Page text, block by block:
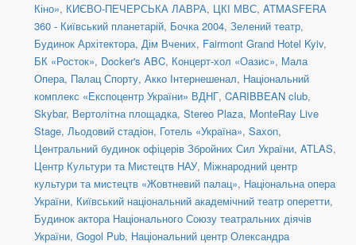
Кіно», КИЄВО-ПЕЧЕРСЬКА ЛАВРА, ЦКІ МВС, ATMASFERA
360 - Київський планетарій, Бочка 2004, Зелений театр,
Будинок Архітектора, Дім Вчених, Fairmont Grand Hotel Kyiv,
БК «Росток», Docker's ABC, Концерт-хол «Оазис», Мала
Опера, Палац Спорту, Акко Інтернешенал, Національний
комплекс «Експоцентр України» ВДНГ, CARIBBEAN club,
Skybar, Вертолітна площадка, Stereo Plaza, MonteRay Live
Stage, Льодовий стадіон, Готель «Україна», Saxon,
Центральний будинок офіцерів Збройних Сил України, ATLAS,
Центр Культури та Мистецтв НАУ, Міжнародний центр
культури та мистецтв «Жовтневий палац», Національна опера
України, Київський національний академічний театр оперетти,
Будинок актора Національного Союзу театральних діячів
України, Gogol Pub, Національний центр Олександра